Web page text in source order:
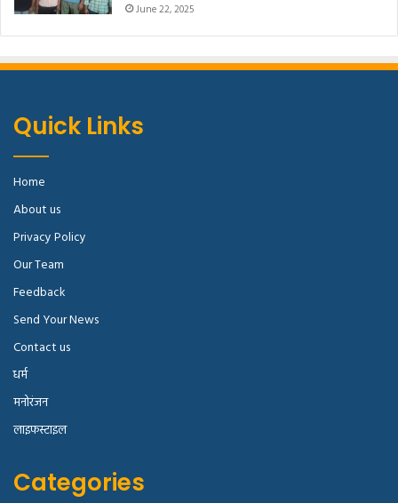
June 22, 2025
Quick Links
Home
About us
Privacy Policy
Our Team
Feedback
Send Your News
Contact us
धर्म
मनोरंजन
लाइफस्टाइल
Categories